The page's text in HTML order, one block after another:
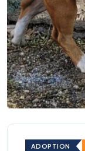
ADOPTION